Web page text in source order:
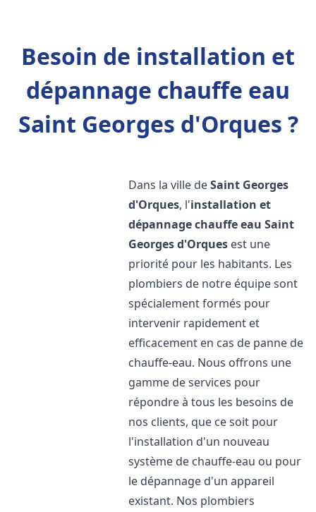
Besoin de installation et
dépannage chauffe eau
Saint Georges d'Orques ?
Dans la ville deSaint Georges
d'Orques, l'installation et
dépannage chauffe eau Saint
Georges d'Orques est une
priorité pour les habitants. Les
plombiers de notre équipe sont
spécialement formés pour
intervenir rapidement et
efficacement en cas de panne de
chauffe-eau. Nous offrons une
gamme de services pour
répondre à tous les besoins de
nos clients, que ce soit pour
l'installation d'un nouveau
système de chauffe-eau ou pour
le dépannage d'un appareil
existant. Nos plombiers